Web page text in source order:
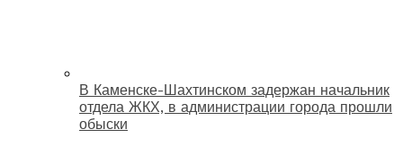
В Каменске-Шахтинском задержан начальник
отдела ЖКХ, в администрации города прошли
обыски